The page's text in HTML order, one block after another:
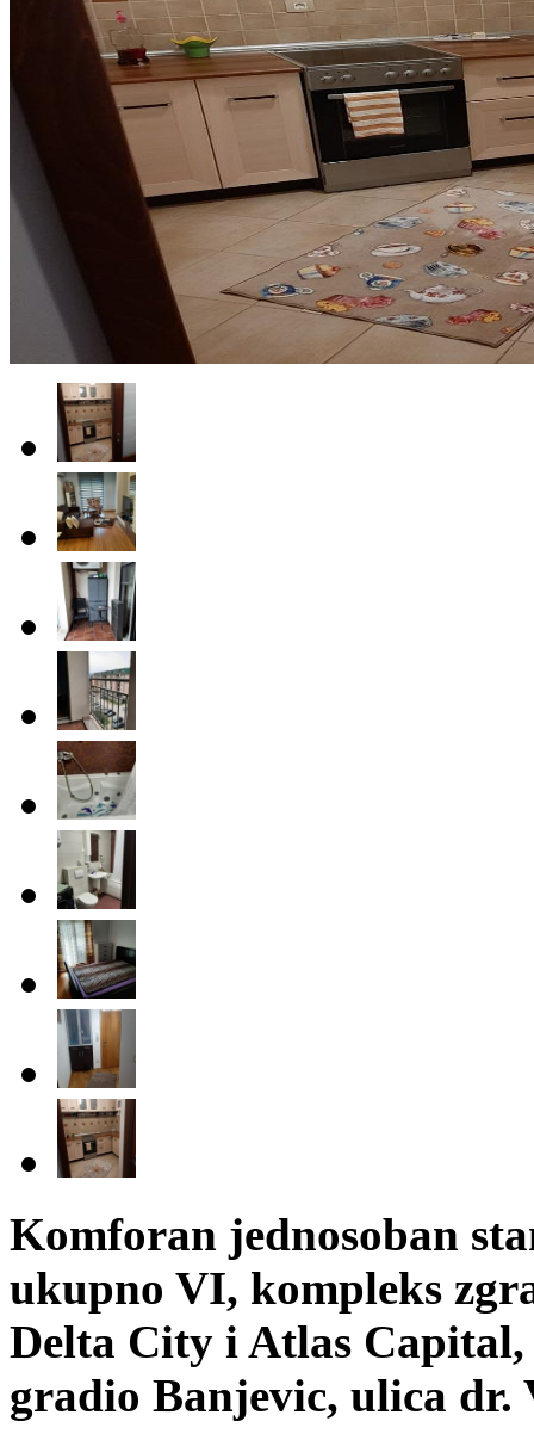
Komforan jednosoban
ukupno VI, kompleks
Delta City i Atlas
gradio Banjevic, ulica dr.